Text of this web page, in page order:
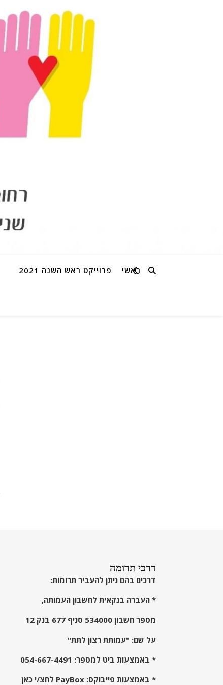
ראשי פרוייקט ראש השנה 2021
דרכי תרומה
דרכים בהם ניתן להעביר תרומות:
* העברה בנקאית לחשבון העמותה,
מספר חשבון 534000 סניף 677 בנק 12
על שם: "עמותת רצון לתת"
* באמצעות ביט למספר: 054-667-4491
* באמצעות פייבוקס: PayBox לחצ/י כאן